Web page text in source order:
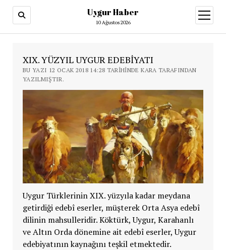
Uygur Haber
10 Ağustos 2026
aç
XIX. YÜZYIL UYGUR EDEBİYATI
BU YAZI 12 OCAK 2018 14:28 TARIHINDE KARA TARAFINDAN
YAZILMIŞTIR.
Uygur Türklerinin XIX. yüzyıla kadar meydana
getirdiği edebî eserler, müşterek Orta Asya edebî
dilinin mahsulleridir. Köktürk, Uygur, Karahanlı
ve Altın Orda dönemine ait edebî eserler, Uygur
edebiyatının kaynağını teşkil etmektedir.